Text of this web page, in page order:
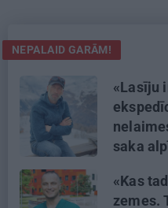
NEPALAID GARĀM!
«Lasīju
saka
«Kas
zemes.